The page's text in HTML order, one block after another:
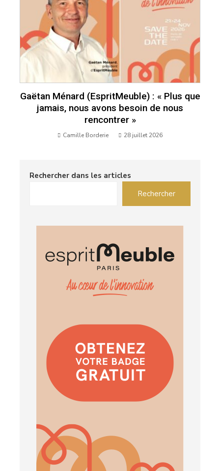
Gaëtan Ménard (EspritMeuble) : « Plus que
jamais, nous avons besoin de nous
rencontrer »
Camille Borderie 28 juillet 2026
Rechercher dans les articles
Rechercher